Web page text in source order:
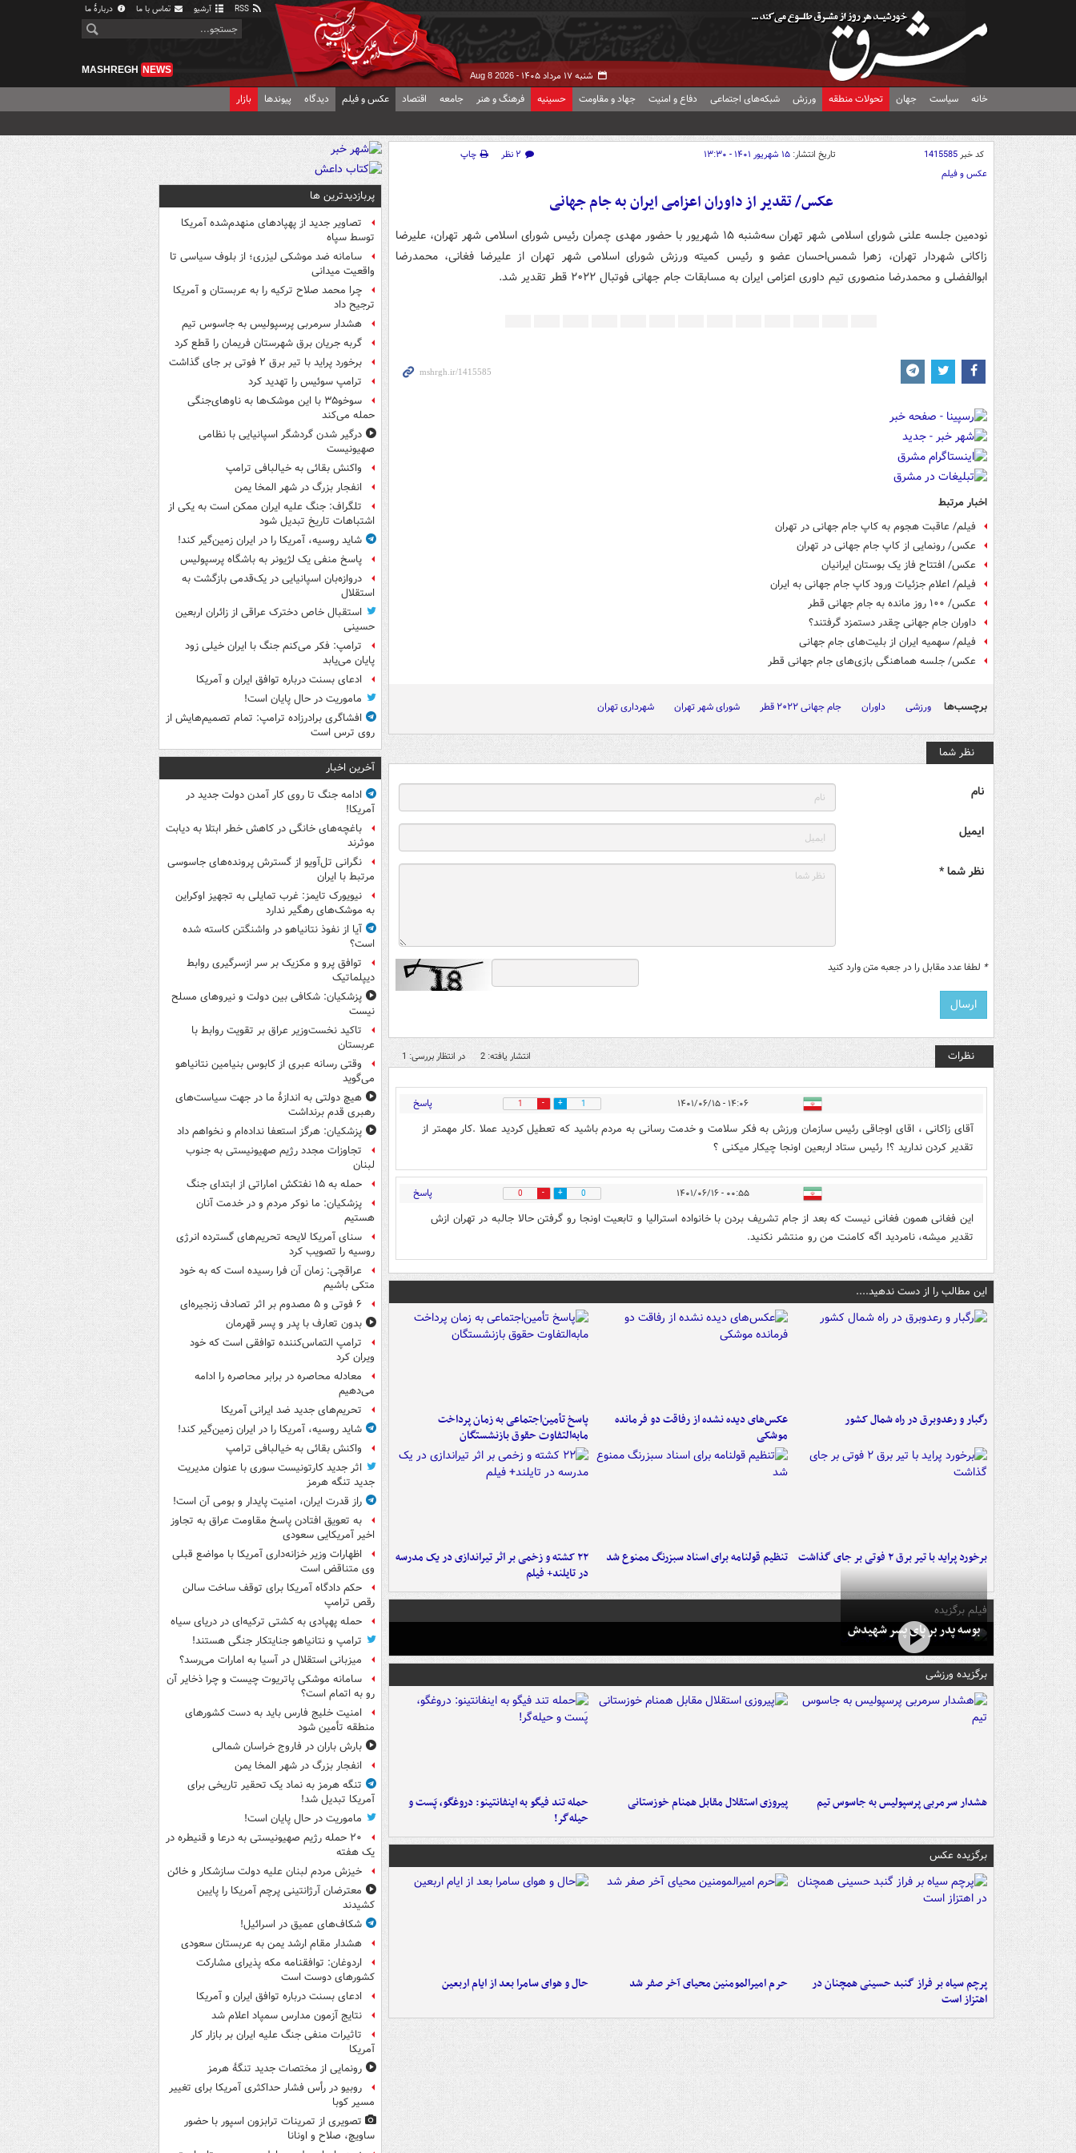
آرشیو تماس با ما دربارهٔ ما
شنبه ۱۷ مرداد ۱۴۰۵ - Aug 8 2026
MASHREGH NEWS
خانه سیاست جهان تحولات منطقه ورزش شبکه‌های اجتماعی دفاع و امنیت جهاد و مقاومت حسینیه فرهنگ و هنر جامعه اقتصاد عکس و فیلم دیدگاه پیوندها بازار
کد خبر1415585 تاریخ انتشار: ۱۵ شهریور ۱۴۰۱ - ۱۳:۳۰ ۲ نظر
چاپ
عکس و فیلم
عکس/ تقدیر از داوران اعزامی ایران به جام جهانی
نودمین جلسه علنی شورای اسلامی شهر تهران سه‌شنبه ۱۵ شهریور با حضور مهدی چمران رئیس شورای اسلامی شهر تهران، علیرضا
زاکانی شهردار تهران، زهرا شمس‌احسان عضو و رئیس کمیته ورزش شورای اسلامی شهر تهران از علیرضا فغانی، محمدرضا
ابوالفضلی و محمدرضا منصوری تیم داوری اعزامی ایران به مسابقات جام جهانی فوتبال ۲۰۲۲ قطر تقدیر شد.
اخبار مرتبط
فیلم/ عاقبت هجوم به کاپ جام جهانی در تهران
عکس/ رونمایی از کاپ جام جهانی در تهران
عکس/ افتتاح فاز یک بوستان ایرانیان
فیلم/ اعلام جزئیات ورود کاپ جام جهانی به ایران
عکس/ ۱۰۰ روز مانده به جام جهانی قطر
داوران جام جهانی چقدر دستمزد گرفتند؟
فیلم/ سهمیه ایران از بلیت‌های جام جهانی
عکس/ جلسه هماهنگی بازی‌های جام جهانی قطر
برچسب‌ها ورزشی داوران جام جهانی ۲۰۲۲ قطر شورای شهر تهران شهرداری تهران
نظر شما
نام
ایمیل
نظر شما *
* لطفا عدد مقابل را در جعبه متن وارد کنید
نظرات انتشار یافته: 2 در انتظار بررسی: 1
۱۴:۰۶ - ۱۴۰۱/۰۶/۱۵ 1
1 پاسخ
آقای زاکانی ، اقای اوجاقی رئیس سازمان ورزش به فکر سلامت و خدمت رسانی به مردم باشید که تعطیل کردید عملا .کار مهمتر از
تقدیر کردن ندارید ؟! رئیس ستاد اربعین اونجا چیکار میکنی ؟
۰۰:۵۵ - ۱۴۰۱/۰۶/۱۶ 0
0 پاسخ
این فغانی همون فغانی نیست که بعد از جام تشریف بردن با خانواده استرالیا و تابعیت اونجا رو گرفتن حالا جالبه در تهران ازش
تقدیر میشه، نامردید اگه کامنت من رو منتشر نکنید.
این مطالب را از دست ندهید....
رگبار و رعدوبرق در راه شمال کشور
عکس‌های دیده نشده از رفاقت دو فرمانده‌
موشکی
پاسخ تأمین‌اجتماعی به زمان پرداخت
مابه‌التفاوت حقوق بازنشستگان
برخورد پراید با تیر برق ۲ فوتی بر جای گذاشت تنظیم قولنامه برای اسناد سبزرنگ ممنوع شد
۲۲ کشته و زخمی بر اثر تیراندازی در یک مدرسه
در تایلند+ فیلم
فیلم برگزیده
بوسه‌ پدر بر پای پسر شهیدش
برگزیده ورزشی
هشدار سرمربی پرسپولیس به جاسوس تیم پیروزی استقلال مقابل همنام خوزستانی
حمله تند فیگو به اینفانتینو: دروغگو، پَست‌ و
حیله‌گر!
برگزیده عکس
پرچم سیاه بر فراز گنبد حسینی همچنان در
اهتزاز است
حرم امیرالمومنین محیای آخر صفر شد حال و هوای سامرا بعد از ایام اربعین
پربازدیدترین ها
تصاویر جدید از پهپادهای منهدم‌شده آمریکا
توسط سپاه
سامانه ضد موشکی لیزری؛ از بلوف سیاسی تا
واقعیت میدانی
چرا محمد صلاح ترکیه را به عربستان و آمریکا
ترجیح داد
هشدار سرمربی پرسپولیس به جاسوس تیم
گربه جریان برق شهرستان فریمان را قطع کرد
برخورد پراید با تیر برق ۲ فوتی بر جای گذاشت
ترامپ سوئیس را تهدید کرد
سوخو۳۵ با این موشک‌ها به ناوهای‌جنگی
حمله می‌کند
درگیر شدن گردشگر اسپانیایی با نظامی
صهیونیست
واکنش بقائی به خیالبافی ترامپ
انفجار بزرگ در شهر المخا یمن
تلگراف: جنگ علیه ایران ممکن است به یکی از
اشتباهات تاریخ تبدیل شود
شاید روسیه، آمریکا را در ایران زمین‌گیر کند!
پاسخ منفی یک لژیونر به باشگاه پرسپولیس
دروازه‌بان اسپانیایی در یک‌قدمی بازگشت به
استقلال
استقبال خاص دخترک عراقی از زائران اربعین
حسینی
ترامپ: فکر می‌کنم جنگ با ایران خیلی زود
پایان می‌یابد
ادعای بسنت درباره توافق ایران و آمریکا
ماموریت در حال پایان است!
افشاگری برادرزاده ترامپ: تمام تصمیم‌هایش از
روی ترس است
آخرین اخبار
ادامه جنگ تا روی کار آمدن دولت جدید در
آمریکا!
باغچه‌های خانگی در کاهش خطر ابتلا به دیابت
موثرند
نگرانی تل‌آویو از گسترش پرونده‌های جاسوسی
مرتبط با ایران
نیویورک تایمز: غرب تمایلی به تجهیز اوکراین
به موشک‌های رهگیر ندارد
آیا از نفوذ نتانیاهو در واشنگتن کاسته شده
است؟
توافق پرو و مکزیک بر سر ازسرگیری روابط
دیپلماتیک
پزشکیان: شکافی بین دولت و نیروهای مسلح
نیست
تاکید نخست‌وزیر عراق بر تقویت روابط با
عربستان
وقتی رسانه عبری از کابوس بنیامین نتانیاهو
می‌گوید
هیچ دولتی به اندازۀ ما در جهت سیاست‌های
رهبری قدم برنداشت
پزشکیان: هرگز استعفا نداده‌ام و نخواهم داد
تجاوزات مجدد رژیم صهیونیستی به جنوب
لبنان
حمله به ۱۵ نفتکش‌ اماراتی از ابتدای جنگ
پزشکیان: ما نوکر مردم و در خدمت آنان
هستیم
سنای آمریکا لایحه تحریم‌های گسترده انرژی
روسیه را تصویب کرد
عراقچی: زمان آن فرا رسیده است که به خود
متکی باشیم
۶ فوتی و ۵ مصدوم بر اثر تصادف زنجیره‌ای
بدون تعارف با پدر و پسر قهرمان
ترامپ التماس‌کننده توافقی است که خود
ویران کرد
معادله محاصره در برابر محاصره را ادامه
می‌دهیم
تحریم‌های جدید ضد ایرانی آمریکا
شاید روسیه، آمریکا را در ایران زمین‌گیر کند!
واکنش بقائی به خیالبافی ترامپ
اثر جدید کارتونیست سوری با عنوان مدیریت
جدید تنگه هرمز
راز قدرت ایران، امنیت پایدار و بومی آن است!
به تعویق افتادن پاسخ مقاومت عراق به تجاوز
اخیر آمریکایی سعودی
اظهارات وزیر خزانه‌داری آمریکا با مواضع قبلی
وی متناقض است
حکم دادگاه آمریکا برای توقف ساخت سالن
رقص ترامپ
حمله پهپادی به کشتی ترکیه‌ای در دریای سیاه
ترامپ و نتانیاهو جنایتکار جنگی هستند!
میزبانی استقلال در آسیا به امارات می‌رسد؟
سامانه موشکی پاتریوت چیست و چرا ذخایر آن
رو به اتمام است؟
امنیت خلیج فارس باید به دست کشورهای
منطقه تأمین شود
بارش باران در فاروج خراسان شمالی
انفجار بزرگ در شهر المخا یمن
تنگه هرمز به نماد یک تحقیر تاریخی برای
آمریکا تبدیل شد!
ماموریت در حال پایان است!
۲۰ حمله رژیم صهیونیستی به درعا و قنیطره در
یک هفته
خیزش مردم لبنان علیه دولت سازشکار و خائن
معترضان آرژانتینی پرچم آمریکا را پایین
کشیدند
شکاف‌های عمیق در اسرائیل!
هشدار مقام ارشد یمن به عربستان سعودی
اردوغان: توافقنامه مکه پذیرای مشارکت
کشورهای دوست است
ادعای بسنت درباره توافق ایران و آمریکا
نتایج آزمون مدارس سمپاد اعلام شد
تاثیرات منفی جنگ علیه ایران بر بازار کار
آمریکا
رونمایی از مختصات جدید تنگۀ هرمز
روبیو در رأس فشار حداکثری آمریکا برای تغییر
مسیر کوبا
تصویری از تمرینات ترابزون اسپور با حضور
ساویچ، صلاح و اونانا